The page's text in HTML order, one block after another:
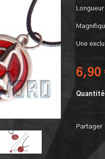
Une
6,90
Quantité
Partager